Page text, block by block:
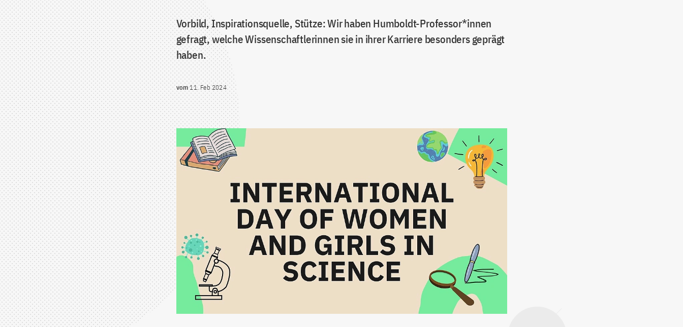
Vorbild, Inspirationsquelle, Stütze: Wir haben Humboldt-Professor*innen
gefragt, welche Wissenschaftlerinnen sie in ihrer Karriere besonders geprägt
haben.
vom11. Feb 2024